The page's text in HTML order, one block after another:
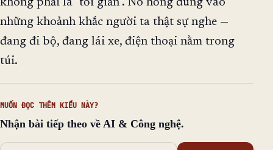
những khoảnh khắc người ta thật sự nghe —
đang đi bộ, đang lái xe, điện thoại nằm trong
túi.
MUỐN ĐỌC THÊM KIỂU NÀY?
Nhận bài tiếp theo về AI & Công nghệ.